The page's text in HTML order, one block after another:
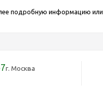
подробную информацию или
г. Москва